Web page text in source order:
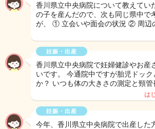
香川県立中央病院について教えてい
の子を産んだので、次も同じ県中で
が、 ① 立会いや面会の状況 ② 周辺
妊娠・出産
香川県立中央病院で妊婦健診やお産
いです。 今通院中ですが胎児ドッ
か？ いつも体の大きさの測定と頸管
は
妊娠・出産
今年、香川県立中央病院で出産した